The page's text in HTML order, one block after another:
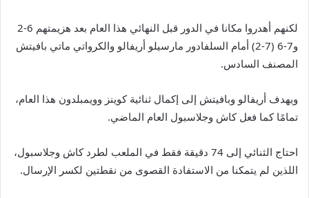
لكنهم أهدروا مكانا في الدور قبل النهائي هذا العام بعد هزيمتهم 6-2
و7-6 (7-2) أمام السلفادور مارسيلو أريفالو والكرواتي ماتي بافيتش
المصنف السادس.
ويهدف أريفالو وبافيتش إلى إكمال ثنائية كوينز وويمبلدون هذا العام،
تمامًا كما فعل كاش وجلاسبول العام الماضي.
احتاج الثنائي إلى 74 دقيقة فقط في الملعب لطرد كاش وجلاسبول،
اللذين لم يتمكنا من الاستفادة القصوى من نقطتين لكسر الإرسال.